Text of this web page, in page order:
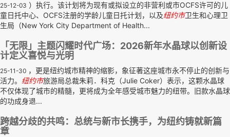
25-12-03 ）执行。该计划将为现有或拟设立的非营利或市OCFS许可的儿
童日托中心、OCFS注册的学龄儿童日托计划，以及纽约市卫生和心理卫
生局（New York City Department of Health...
「无限」主题闪耀时代广场：2026新年水晶球以创新设
计定义喜悦与光明
25-11-30 ，更是纽约城市精神的缩影，象征著这座城市永不停止的创新与
活力。 纽约市旅游局总裁朱莉．科克（Julie Coker）表示，这颗水晶球
不仅体现了城市的精髓，更将成为全年感受城市魅力的纽带。旧款水晶球
的功成身退...
跨越分歧的共鸣：总统与新市长携手，为纽约铸就新篇
章